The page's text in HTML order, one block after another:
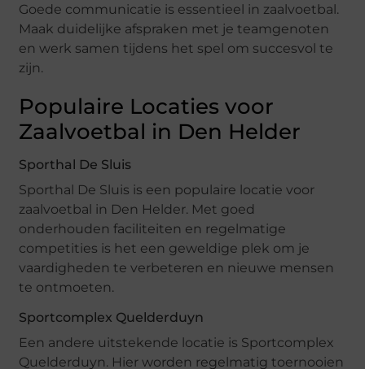
Goede communicatie is essentieel in zaalvoetbal.
Maak duidelijke afspraken met je teamgenoten
en werk samen tijdens het spel om succesvol te
zijn.
Populaire Locaties voor
Zaalvoetbal in Den Helder
Sporthal De Sluis
Sporthal De Sluis is een populaire locatie voor
zaalvoetbal in Den Helder. Met goed
onderhouden faciliteiten en regelmatige
competities is het een geweldige plek om je
vaardigheden te verbeteren en nieuwe mensen
te ontmoeten.
Sportcomplex Quelderduyn
Een andere uitstekende locatie is Sportcomplex
Quelderduyn. Hier worden regelmatig toernooien